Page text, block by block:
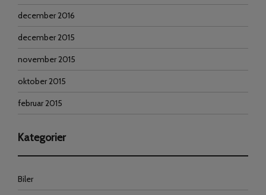
december 2016
december 2015
november 2015
oktober 2015
februar 2015
Kategorier
Biler